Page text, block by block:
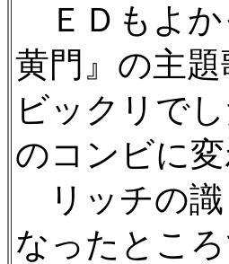
ＥＤもよか
黄門』の主
ビックリで
のコンビに
リッチの識
なったとこ